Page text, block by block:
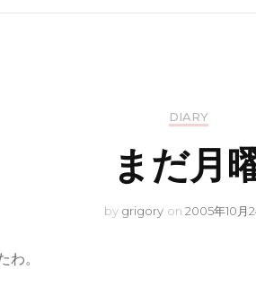
DIARY
まだ月
by grigory on 2005年10月
。